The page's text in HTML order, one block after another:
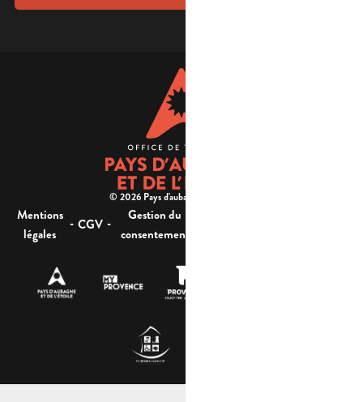
© 2026 Pays d'aubagne et de l'étoile -
Mentions
légales
- CGV -
Gestion du
consentement